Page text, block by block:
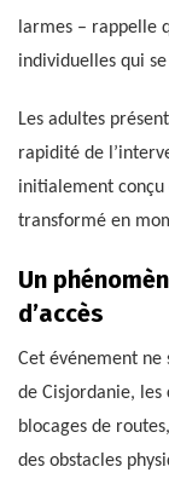
larmes – rappelle
individuelles qui
Les adultes
rapidité de
initialement conçu
transformé en
Un
d’accès
Cet événement ne
de Cisjordanie,
blocages de
des obstacles